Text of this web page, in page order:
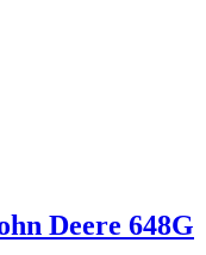
Deere 648G